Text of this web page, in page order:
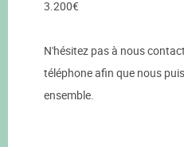
3.200€
N'hésitez pas à nous
téléphone afin que nous
ensemble.